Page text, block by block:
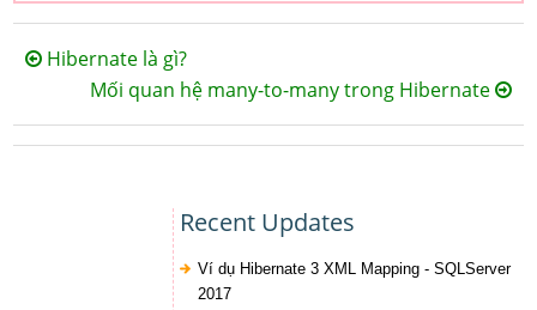
Hibernate là gì?
Mối quan hệ many-to-many trong Hibernate
Recent Updates
Ví dụ Hibernate 3 XML Mapping - SQLServer
2017